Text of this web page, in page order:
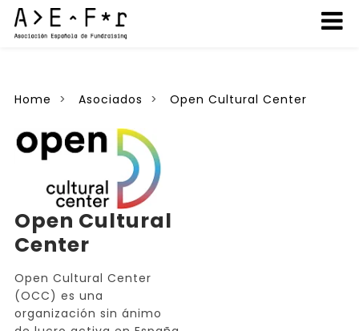
Home Asociados Open Cultural Center
Open Cultural
Center
Open Cultural Center
(OCC) es una
organización sin ánimo